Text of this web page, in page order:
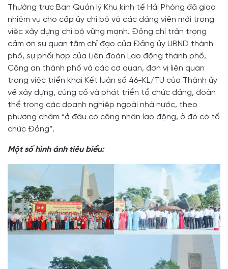
Thường trực Ban Quản lý Khu kinh tế Hải Phòng đã giao
nhiệm vụ cho cấp ủy chi bộ và các đảng viên mới trong
việc xây dựng chi bộ vững mạnh. Đồng chí trân trọng
cảm ơn sự quan tâm chỉ đạo của Đảng ủy UBND thành
phố, sự phối hợp của Liên đoàn Lao động thành phố,
Công an thành phố và các cơ quan, đơn vị liên quan
trong việc triển khai Kết luận số 46-KL/TU của Thành ủy
về xây dựng, củng cố và phát triển tổ chức đảng, đoàn
thể trong các doanh nghiệp ngoài nhà nước, theo
phương châm “ở đâu có công nhân lao động, ở đó có tổ
chức Đảng”.
Một số hình ảnh tiêu biểu: